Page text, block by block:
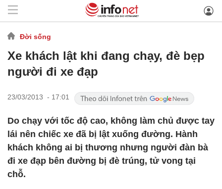
Đời sống
Xe khách lật khi đang chạy, đè bẹp
người đi xe đạp
23/03/2013 - 17:01
Do chạy với tốc độ cao, không làm chủ được tay
lái nên chiếc xe đã bị lật xuống đường. Hành
khách không ai bị thương nhưng người đàn bà
đi xe đạp bên đường bị đè trúng, tử vong tại
chỗ.